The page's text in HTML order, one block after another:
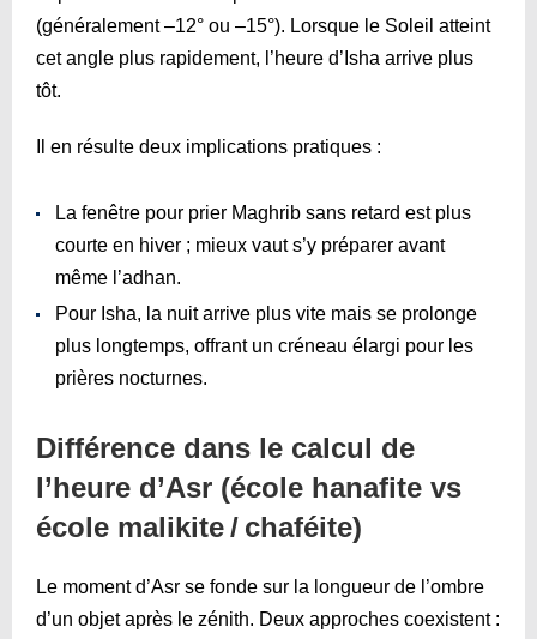
(généralement –12° ou –15°). Lorsque le Soleil atteint
cet angle plus rapidement, l’heure d’Isha arrive plus
tôt.
Il en résulte deux implications pratiques :
La fenêtre pour prier Maghrib sans retard est plus
courte en hiver ; mieux vaut s’y préparer avant
même l’adhan.
Pour Isha, la nuit arrive plus vite mais se prolonge
plus longtemps, offrant un créneau élargi pour les
prières nocturnes.
Différence dans le calcul de
l’heure d’Asr (école hanafite vs
école malikite / chaféite)
Le moment d’Asr se fonde sur la longueur de l’ombre
d’un objet après le zénith. Deux approches coexistent :